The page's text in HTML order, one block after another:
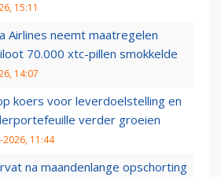
15:11
Airlines neemt maatregelen
70.000 xtc-pillen smokkelde
14:07
koers voor leverdoelstelling en
verder groeien
2026, 11:44
na maandenlange opschorting